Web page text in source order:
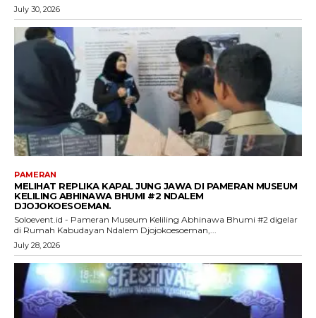
July 30, 2026
PAMERAN
MELIHAT REPLIKA KAPAL JUNG JAWA DI PAMERAN MUSEUM
KELILING ABHINAWA BHUMI #2 NDALEM
DJOJOKOESOEMAN.
Soloevent.id - Pameran Museum Keliling Abhinawa Bhumi #2 digelar
di Rumah Kabudayan Ndalem Djojokoesoeman,...
July 28, 2026